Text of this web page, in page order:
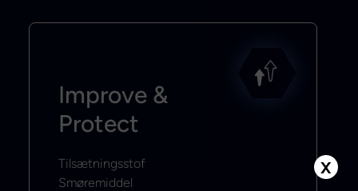
Improve &
Protect
Tilsætningsstof
Smøremiddel
X